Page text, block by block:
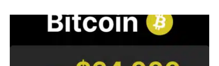
Bitcoin stagne à 64 000 dollars pendant que les